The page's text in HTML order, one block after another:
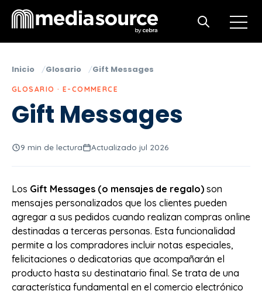
Open
Open search
Inicio Glosario Gift Messages
GLOSARIO · E-COMMERCE
Gift Messages
9 min de lectura Actualizado jul 2026
Los Gift Messages (o mensajes de regalo) son
mensajes personalizados que los clientes pueden
agregar a sus pedidos cuando realizan compras online
destinadas a terceras personas. Esta funcionalidad
permite a los compradores incluir notas especiales,
felicitaciones o dedicatorias que acompañarán el
producto hasta su destinatario final. Se trata de una
característica fundamental en el comercio electrónico